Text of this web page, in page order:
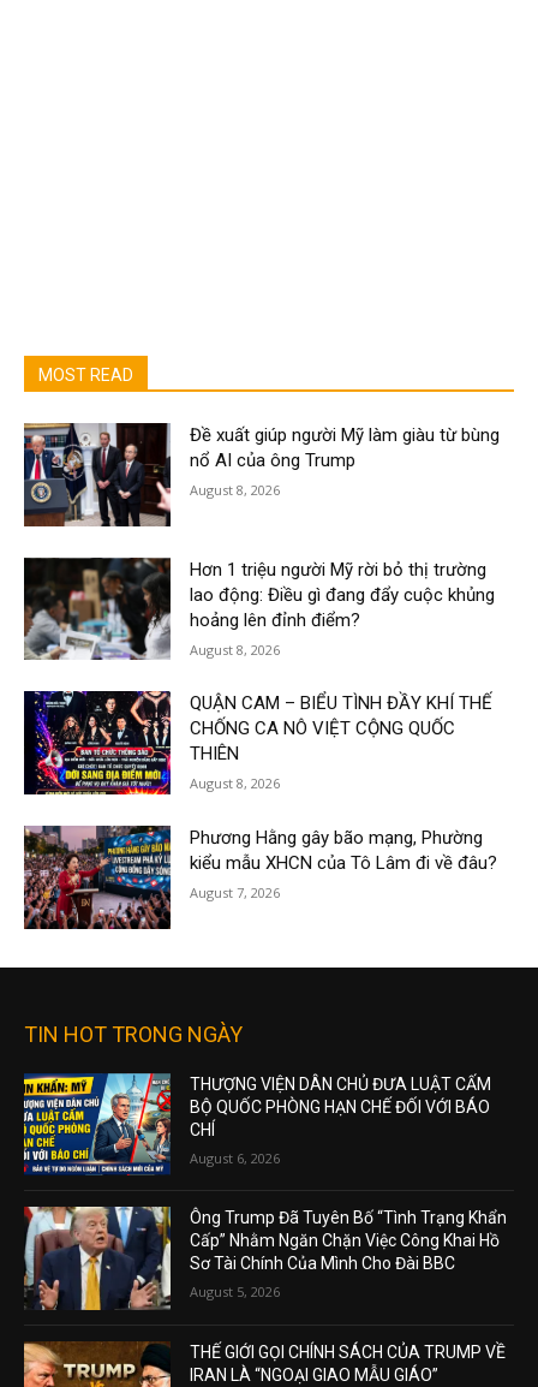
MOST READ
Đề xuất giúp người Mỹ làm giàu từ bùng
nổ AI của ông Trump
August 8, 2026
Hơn 1 triệu người Mỹ rời bỏ thị trường
lao động: Điều gì đang đẩy cuộc khủng
hoảng lên đỉnh điểm?
August 8, 2026
QUẬN CAM – BIỂU TÌNH ĐẦY KHÍ THẾ
CHỐNG CA NÔ VIỆT CỘNG QUỐC
THIÊN
August 8, 2026
Phương Hằng gây bão mạng, Phường
kiểu mẫu XHCN của Tô Lâm đi về đâu?
August 7, 2026
TIN HOT TRONG NGÀY
THƯỢNG VIỆN DÂN CHỦ ĐƯA LUẬT CẤM
BỘ QUỐC PHÒNG HẠN CHẾ ĐỐI VỚI BÁO
CHÍ
August 6, 2026
Ông Trump Đã Tuyên Bố “Tình Trạng Khẩn
Cấp” Nhằm Ngăn Chặn Việc Công Khai Hồ
Sơ Tài Chính Của Mình Cho Đài BBC
August 5, 2026
THẾ GIỚI GỌI CHÍNH SÁCH CỦA TRUMP VỀ
IRAN LÀ “NGOẠI GIAO MẪU GIÁO”